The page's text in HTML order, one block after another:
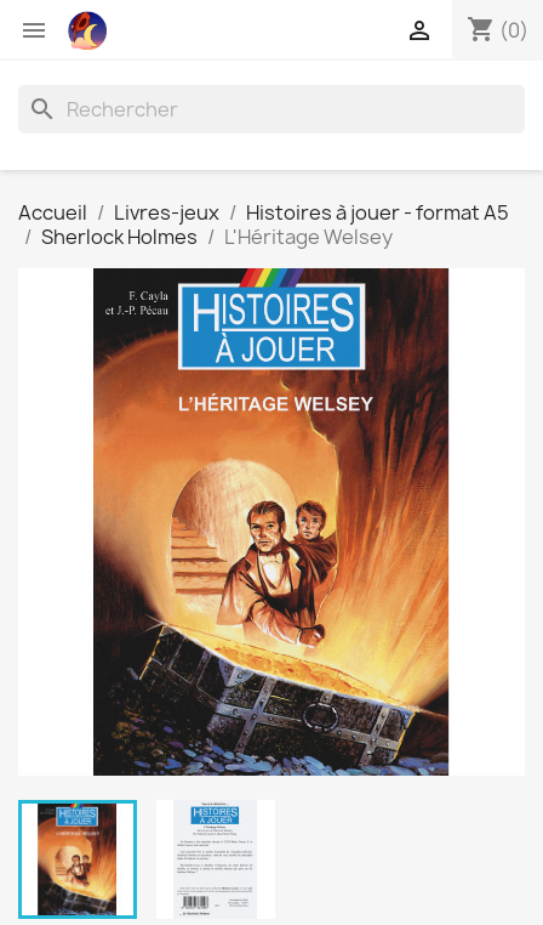
 shopping_cart (0)

search
Accueil Livres-jeux
Histoires à jouer - format A5
Sherlock Holmes
L'Héritage Welsey